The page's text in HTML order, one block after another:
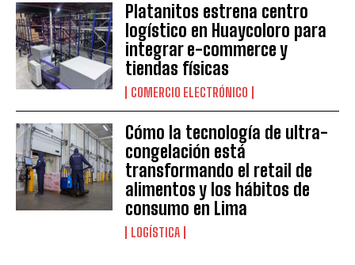
Platanitos estrena centro
logístico en Huaycoloro para
integrar e-commerce y
tiendas físicas
COMERCIO ELECTRÓNICO
Cómo la tecnología de ultra-
congelación está
transformando el retail de
alimentos y los hábitos de
consumo en Lima
LOGÍSTICA